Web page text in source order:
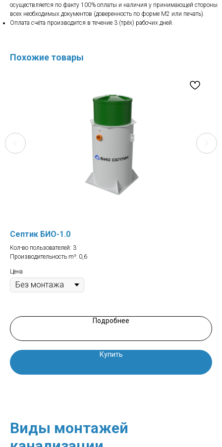
осуществляется по факту 100% оплаты и наличия у принимающей стороны
всех необходимых документов (доверенность по форме М2 или печать).
Оплата счёта производится в течение 3 (трёх) рабочих дней.
Похожие товары
Септик БИО-1.0
Кол-во пользователей: 3
Производительность m³: 0,6
Цена
Подробнее
Купить
Виды монтажей